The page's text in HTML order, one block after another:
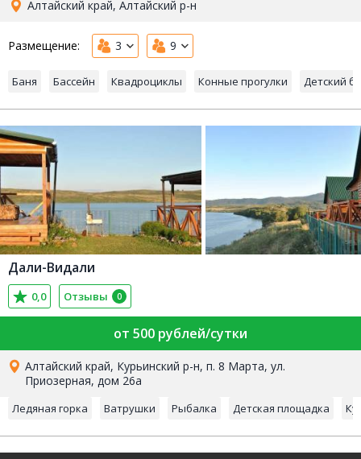
Алтайский край, Алтайский р-н
Размещение: 3 9
Баня Бассейн Квадроциклы Конные прогулки Детский
Дали-Видали
0,0 Отзывы 0
от 500 рублей/сутки
Алтайский край, Курьинский р-н, п. 8 Марта, ул.
Приозерная, дом 26а
Ледяная горка Ватрушки Рыбалка Детская площадка